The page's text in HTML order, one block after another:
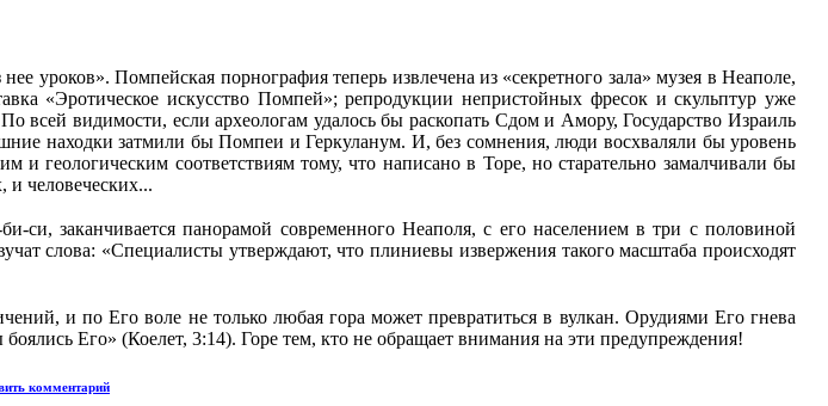
уроков». Помпейская порнография теперь извлечена из «секретного зала» музея в Неаполе,
«Эротическое искусство Помпей»; репродукции непристойных фресок и скульптур уже
всей видимости, если археологам удалось бы раскопать Сдом и Амору, Государство Израиль
находки затмили бы Помпеи и Геркуланум. И, без сомнения, люди восхваляли бы уровень
и геологическим соответствиям тому, что написано в Торе, но старательно замалчивали бы
человеческих...
заканчивается панорамой современного Неаполя, с его населением в три с половиной
слова: «Специалисты утверждают, что плиниевы извержения такого масштаба происходят
и по Его воле не только любая гора может превратиться в вулкан. Орудиями Его гнева
Его» (Коелет, 3:14). Горе тем, кто не обращает внимания на эти предупреждения!
комментарий